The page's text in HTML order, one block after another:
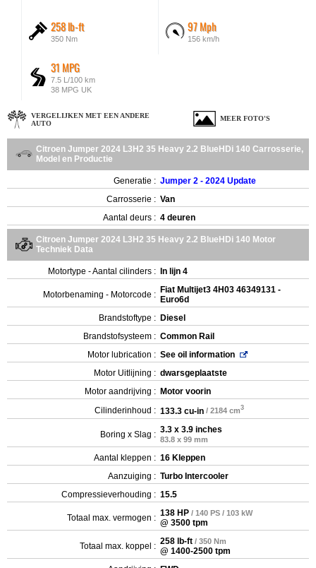
258 lb-ft
350 Nm
97 Mph
156 km/h
31 MPG
7.5 L/100 km
38 MPG UK
VERGELIJKEN MET EEN ANDERE
AUTO
MEER FOTO'S
Citroen Jumper 2024 L3H2 35 Heavy 2.2 BlueHDi 140 Carrosserie,
Model en Productie
Generatie : Jumper 2 - 2024 Update
Carrosserie : Van
Aantal deurs : 4 deuren
Citroen Jumper 2024 L3H2 35 Heavy 2.2 BlueHDi 140 Motor
Techniek Data
Motortype - Aantal cilinders : In lijn 4
Motorbenaming - Motorcode : Fiat Multijet3 4H03 46349131 -
Euro6d
Brandstoftype : Diesel
Brandstofsysteem : Common Rail
Motor lubrication : See oil information
Motor Uitlijning : dwarsgeplaatste
Motor aandrijving : Motor voorin
Cilinderinhoud : 133.3 cu-in / 2184 cm3
Boring x Slag : 3.3 x 3.9 inches
83.8 x 99 mm
Aantal kleppen : 16 Kleppen
Aanzuiging : Turbo Intercooler
Compressieverhouding : 15.5
Totaal max. vermogen : 138 HP / 140 PS / 103 kW
@ 3500 tpm
Totaal max. koppel : 258 lb-ft / 350 Nm
@ 1400-2500 tpm